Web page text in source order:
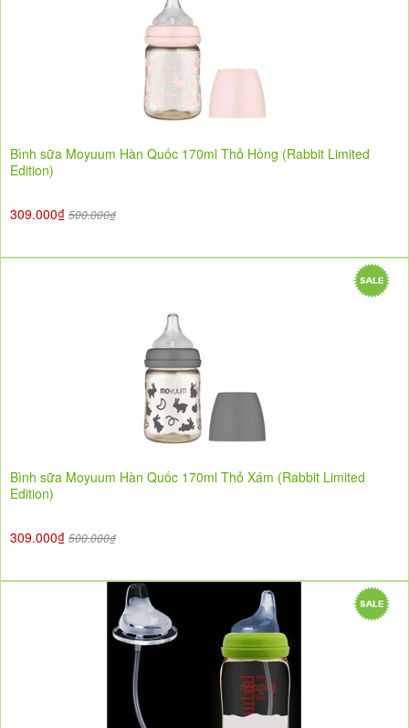
Bình sữa Moyuum Hàn Quốc 170ml Thỏ Hồng (Rabbit Limited
Edition)
309.000₫ 500.000₫
Bình sữa Moyuum Hàn Quốc 170ml Thỏ Xám (Rabbit Limited
Edition)
309.000₫ 500.000₫